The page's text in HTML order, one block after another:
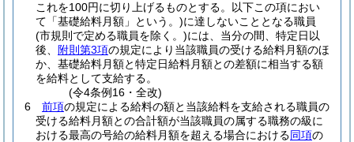
これを100円に切り上げるものとする。以下この項におい
て「基礎給料月額」という。)に達しないこととなる職員
(市規則で定める職員を除く。)には、当分の間、特定日以
後、
附則第3項の規定により当該職員の受ける給料月額のほ
か、基礎給料月額と特定日給料月額との差額に相当する額
を給料として支給する。
(令4条例16・全改)
6
前項の規定による給料の額と当該給料を支給される職員の
受ける給料月額との合計額が当該職員の属する職務の級に
おける最高の号給の給料月額を超える場合における同項の